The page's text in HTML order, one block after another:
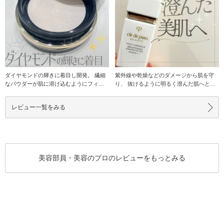
ダイヤモンドの輝きに着目し開発。 繊細
なパウダーが肌に溶け込むようにフィッ
紫外線や乾燥などのダメージから肌を守
り、 抜けるように明るく澄んだ肌へと仕
レビュー一覧をみる
美容部員・美容のプロのレビューをもっとみる